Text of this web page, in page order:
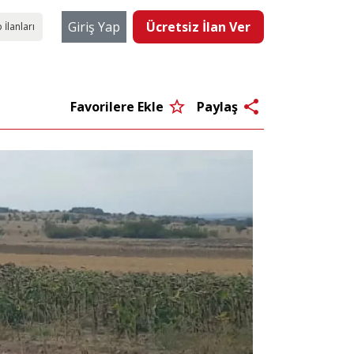
İlanları Giriş Yap Ücretsiz İlan Ver
Favorilere Ekle star_border Paylaş share